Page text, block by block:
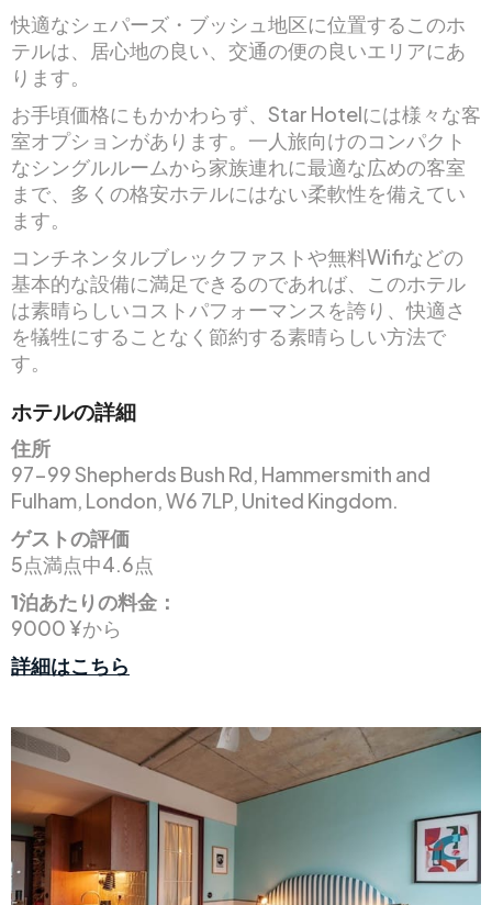
快適なシェパーズ・ブッシュ地区に位置するこのホ
テルは、居心地の良い、交通の便の良いエリアにあ
ります。
お手頃価格にもかかわらず、Star Hotelには様々な客
室オプションがあります。一人旅向けのコンパクト
なシングルルームから家族連れに最適な広めの客室
まで、多くの格安ホテルにはない柔軟性を備えてい
ます。
コンチネンタルブレックファストや無料Wifiなどの
基本的な設備に満足できるのであれば、このホテル
は素晴らしいコストパフォーマンスを誇り、快適さ
を犠牲にすることなく節約する素晴らしい方法で
す。
ホテルの詳細
住所
97-99 Shepherds Bush Rd, Hammersmith and
Fulham, London, W6 7LP, United Kingdom.
ゲストの評価
5点満点中4.6点
1泊あたりの料金：
9000 ¥から
詳細はこちら